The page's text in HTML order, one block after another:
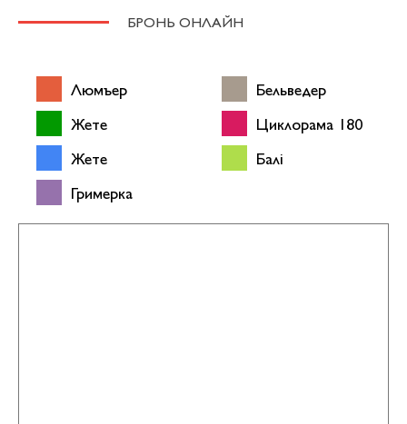
БРОНЬ ОНЛАЙН
Люмъер
Бельведер
Жете
Циклорама 180
Жете
Балі
Гримерка